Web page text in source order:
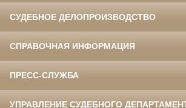
СУДЕБНОЕ ДЕЛОПРОИЗВОДСТВО
СПРАВОЧНАЯ ИНФОРМАЦИЯ
ПРЕСС-СЛУЖБА
УПРАВЛЕНИЕ СУДЕБНОГО